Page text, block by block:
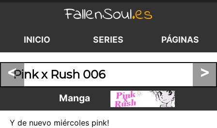
FallenSoul.es
INICIO SERIES PÁGINAS
< >
Pink x Rush 006
Manga
Y de nuevo miércoles pink!